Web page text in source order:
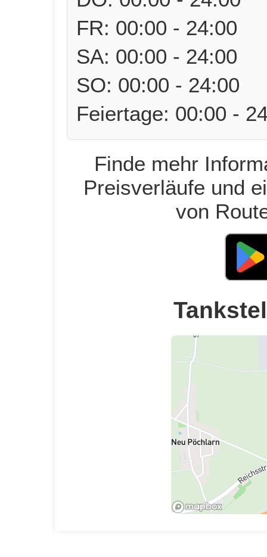
FR: 00:00 - 24:00
SA: 00:00 - 24:00
SO: 00:00 - 24:00
Feiertage: 00:00 -
Finde mehr
Preisverläufe und
von